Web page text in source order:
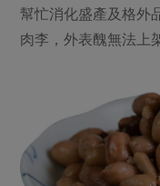
優惠專區
樂齡友善
高麗菜海鮮煎餅
活動報下載
幫忙消化盛產及格外
肉李，外表醜無法上